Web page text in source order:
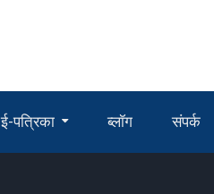
ई-पत्रिका ब्लॉग संपर्क